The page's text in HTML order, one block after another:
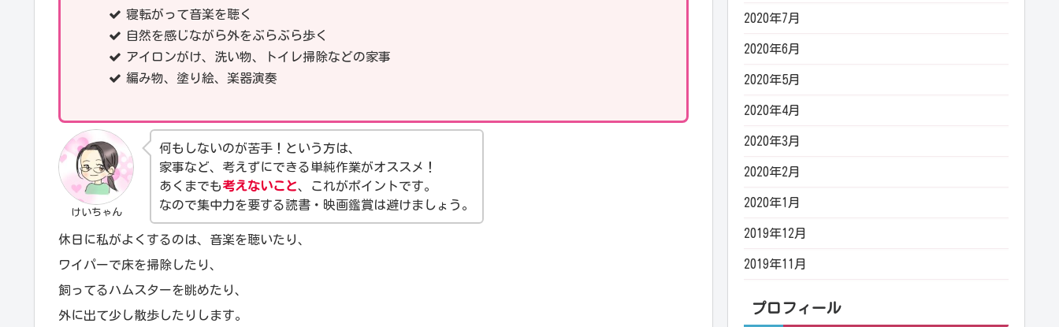
寝転がって音楽を聴く
自然を感じながら外をぶらぶら歩く
アイロンがけ、洗い物、トイレ掃除などの家事
編み物、塗り絵、楽器演奏
けいちゃん
何もしないのが苦手！という方は、
家事など、考えずにできる単純作業がオススメ！
あくまでも考えないこと、これがポイントです。
なので集中力を要する読書・映画鑑賞は避けましょう。
休日に私がよくするのは、音楽を聴いたり、
ワイパーで床を掃除したり、
飼ってるハムスターを眺めたり、
外に出て少し散歩したりします。
2020年7月
2020年6月
2020年5月
2020年4月
2020年3月
2020年2月
2020年1月
2019年12月
2019年11月
プロフィール